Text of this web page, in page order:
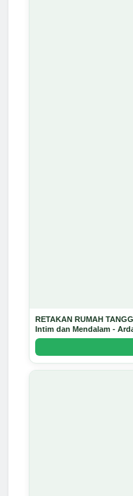
RETAKAN RUMAH
Intim dan Mendalam -